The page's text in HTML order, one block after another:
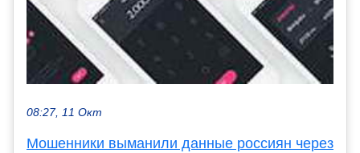
08:27, 11 Окт
Мошенники выманили данные россиян через